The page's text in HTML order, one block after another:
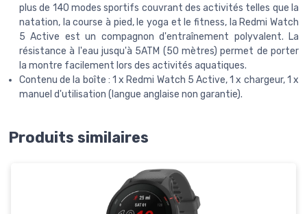
plus de 140 modes sportifs couvrant des activités telles que la
natation, la course à pied, le yoga et le fitness, la Redmi Watch
5 Active est un compagnon d'entraînement polyvalent. La
résistance à l'eau jusqu'à 5ATM (50 mètres) permet de porter
la montre facilement lors des activités aquatiques.
Contenu de la boîte : 1 x Redmi Watch 5 Active, 1 x chargeur, 1 x
manuel d'utilisation (langue anglaise non garantie).
Produits similaires